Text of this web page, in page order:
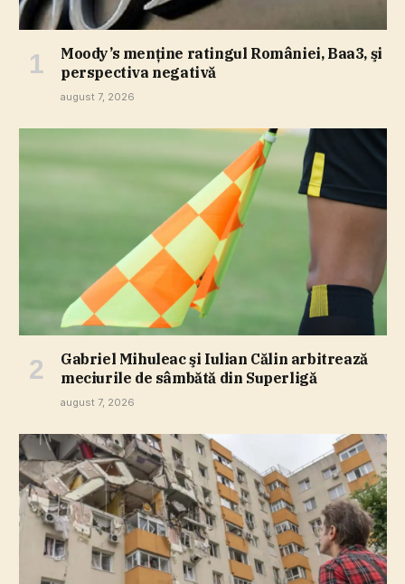
Moody’s menţine ratingul României, Baa3, şi
perspectiva negativă
august 7, 2026
Gabriel Mihuleac şi Iulian Călin arbitrează
meciurile de sâmbătă din Superligă
august 7, 2026